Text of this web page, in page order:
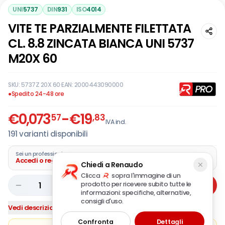
UNI5737 DIN931 ISO4014
VITE TE PARZIALMENTE FILETTATA
CL. 8.8 ZINCATA BIANCA UNI 5737
M20X 60
SKU:5737Z 20X 60·EAN:2000443090000
●Spedito 24-48 ore
€0,07357-€19,83IVA incl.
191varianti disponibili
Sei un professionista?
Accedi o registra la tua azienda
1 Aggiungi
Vedi descrizione completa
Chiedi a Renaudo
Clicca
sopra l'immagine di un
prodotto per ricevere subito tutte le
informazioni: specifiche, alternative,
consigli d'uso.
Confronta Dettagli